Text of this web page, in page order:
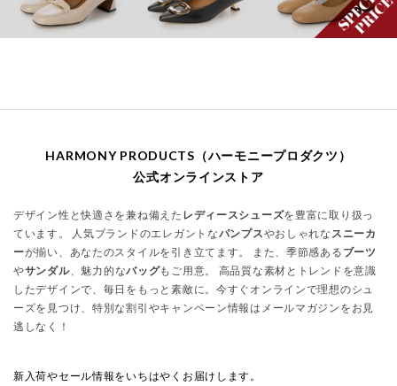
HARMONY PRODUCTS（ハーモニープロダクツ）
公式オンラインストア
デザイン性と快適さを兼ね備えた レディースシューズを豊富に取り扱っ
ています。 人気ブランドのエレガントなパンプスやおしゃれな スニーカ
ーが揃い、あなたのスタイルを引き立てます。 また、季節感ある ブーツ
やサンダル、魅力的なバッグもご用意。 高品質な素材とトレンドを意識
したデザインで、毎日をもっと素敵に。今すぐオンラインで理想のシュ
ーズを見つけ、特別な割引やキャンペーン情報はメールマガジンをお見
逃しなく！
新入荷やセール情報をいちはやくお届けします。